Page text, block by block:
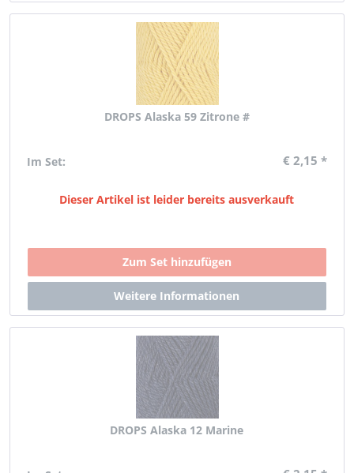
DROPS Alaska 59 Zitrone #
Im Set: € 2,15 *
Dieser Artikel ist leider bereits ausverkauft
DROPS Alaska 12 Marine